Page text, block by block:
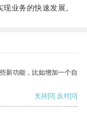
业务的快速发展。
新功能，比如增加一个自
支持[0] 反对[0]